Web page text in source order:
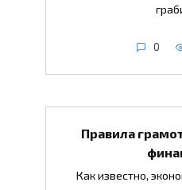
0
Правила
Как известно,